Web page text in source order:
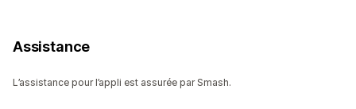
Assistance
L’assistance pour l’appli est assurée par Smash.